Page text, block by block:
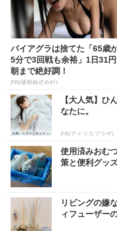
バイアグラは捨てた「65歳
5分で3回戦も余裕」1日31
朝まで絶好調！
PR(健商株式会社)
【大人気】ひ
なたに。
PR(アイリスプラザ)
使用済みおむ
策と便利グッ
リビングの嫌
ィフューザー